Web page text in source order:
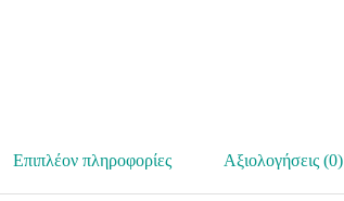
Επιπλέον πληροφορίες Αξιολογήσεις (0)